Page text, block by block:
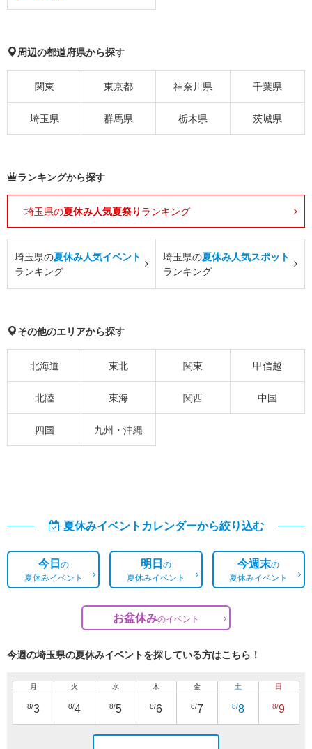
周辺の都道府県から探す
関東 東京都 神奈川県 千葉県
埼玉県 群馬県 栃木県 茨城県
ランキングから探す
埼玉県の夏休み人気夏祭り ランキング
埼玉県の夏休み人気イベント
ランキング
埼玉県の夏休み人気スポット
ランキング
その他のエリアから探す
北海道 東北 関東 甲信越
北陸 東海 関西 中国
四国 九州・沖縄
夏休みイベントカレンダーから絞り込む
今日の
夏休みイベント
明日の
夏休みイベント
今週末の
夏休みイベント
お盆休みのイベント
今週の埼玉県の夏休みイベントを探している方はこちら！
月
8/3
火
8/4
水
8/5
木
8/6
金
8/7
土
8/8
日
8/9